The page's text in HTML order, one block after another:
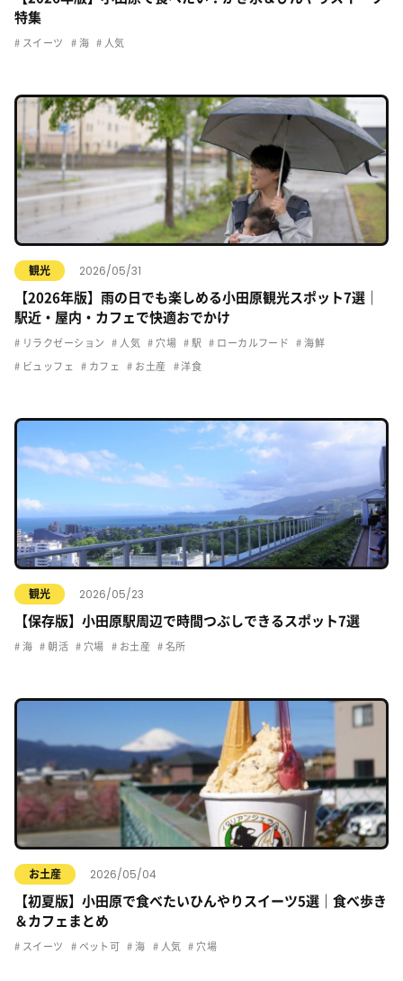
特集
スイーツ 海 人気
観光 2026/05/31
【2026年版】雨の日でも楽しめる小田原観光スポット7選｜
駅近・屋内・カフェで快適おでかけ
リラクゼーション 人気 穴場 駅 ローカルフード 海鮮
ビュッフェ カフェ お土産 洋食
観光 2026/05/23
【保存版】小田原駅周辺で時間つぶしできるスポット7選
海 朝活 穴場 お土産 名所
お土産 2026/05/04
【初夏版】小田原で食べたいひんやりスイーツ5選｜食べ歩き
＆カフェまとめ
スイーツ ペット可 海 人気 穴場